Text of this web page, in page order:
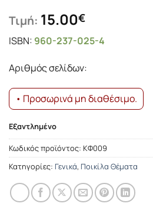
Τιμή: 15.00€
ISBN: 960-237-025-4
Αριθμός σελίδων:
• Προσωρινά μη διαθέσιμο.
Εξαντλημένο
Κωδικός προϊόντος: ΚΦ009
Κατηγορίες: Γενικά, Ποικίλα Θέματα